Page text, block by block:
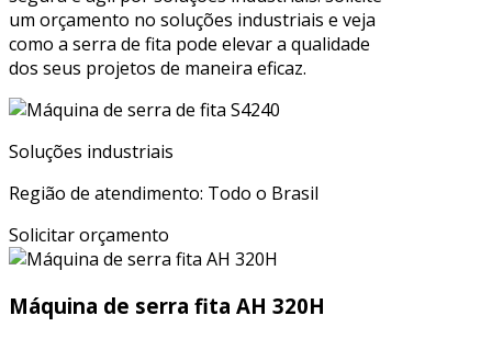
um orçamento no soluções industriais e veja
como a serra de fita pode elevar a qualidade
dos seus projetos de maneira eficaz.
Soluções industriais
Região de atendimento: Todo o Brasil
Solicitar orçamento
Máquina de serra fita AH 320H